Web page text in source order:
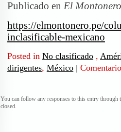
Publicado en El
https://elmontonero.pe/
inclasificable-mexicano
Posted in No clasificado ,
dirigentes, México |
You can follow any responses to this entry through
closed.